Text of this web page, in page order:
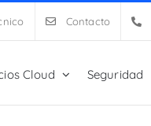
Contacto
Cloud Seguridad